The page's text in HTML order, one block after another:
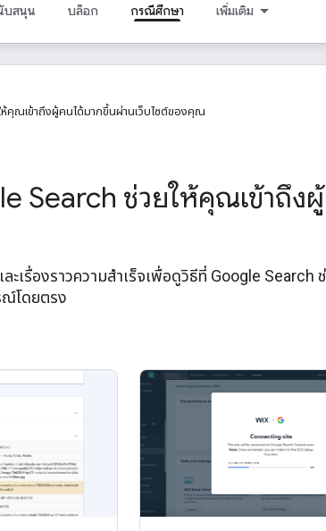
บสนุน บล็อก กรณีศึกษา เพิ่มเติม
ห้คุณเข้าถึงผู้คนได้มากขึ้นผ่านเว็บไซต์ของคุณ
Search ช่วยให้คุณเข้าถึ
ะเรื่องราวความสำเร็จเพื่อดูวิธีที่ Google
ณ์โดยตรง